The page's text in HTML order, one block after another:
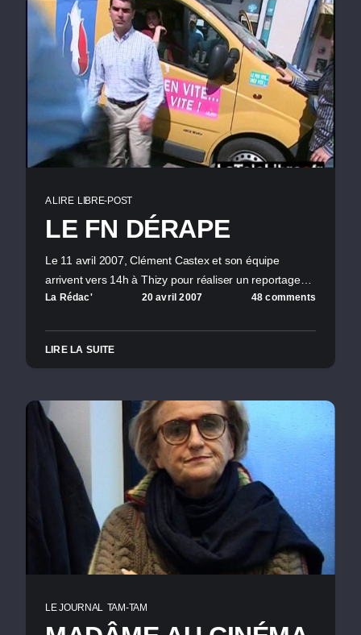
A LIRE LIBRE-POST
LE FN DÉRAPE
Le 11 avril 2007, Clément Castex et son équipe
arrivent vers 14h à Thizy pour réaliser un reportage…
La Rédac' 20 avril 2007 48 comments
LIRE LA SUITE
LE JOURNAL TAM-TAM